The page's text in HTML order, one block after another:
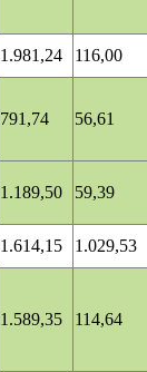
1.981,24
116,00
791,74 56,61
1.189,50 59,39
1.614,15
1.029,53
1.589,35 114,64